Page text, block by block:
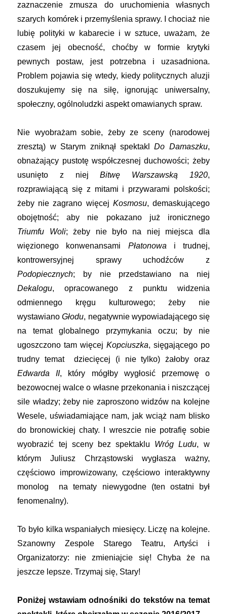
zaznaczenie zmusza do uruchomienia własnych
szarych komórek i przemyślenia sprawy. I chociaż nie
lubię polityki w kabarecie i w sztuce, uważam, że
czasem jej obecność, choćby w formie krytyki
pewnych postaw, jest potrzebna i uzasadniona.
Problem pojawia się wtedy, kiedy politycznych aluzji
doszukujemy się na siłę, ignorując uniwersalny,
społeczny, ogólnoludzki aspekt omawianych spraw.
Nie wyobrażam sobie, żeby ze sceny (narodowej
zresztą) w Starym zniknął spektaklDo Damaszku,
obnażający pustotę współczesnej duchowości; żeby
usunięto z niejBitwę Warszawską 1920,
rozprawiającą się z mitami i przywarami polskości;
żeby nie zagrano więcej Kosmosu, demaskującego
obojętność; aby nie pokazano już ironicznego
Triumfu Woli; żeby nie było na niej miejsca dla
więzionego konwenansami Płatonowa i trudnej,
kontrowersyjnej sprawy uchodźców z
Podopiecznych; by nie przedstawiano na niej
Dekalogu, opracowanego z punktu widzenia
odmiennego kręgu kulturowego; żeby nie
wystawianoGłodu, negatywnie wypowiadającego się
na temat globalnego przymykania oczu; by nie
ugoszczono tam więcej Kopciuszka, sięgającego po
trudny temat dziecięcej (i nie tylko) żałoby oraz
Edwarda II, który mógłby wygłosić przemowę o
bezowocnej walce o własne przekonania i niszczącej
sile władzy; żeby nie zaproszono widzów na kolejne
Wesele, uświadamiające nam, jak wciąż nam blisko
do bronowickiej chaty. I wreszcie nie potrafię sobie
wyobrazić tej sceny bez spektaklu Wróg Ludu, w
którym Juliusz Chrząstowski wygłasza ważny,
częściowo improwizowany, częściowo interaktywny
monolog na tematy niewygodne (ten ostatni był
fenomenalny).
To było kilka wspaniałych miesięcy. Liczę na kolejne.
Szanowny Zespole Starego Teatru, Artyści i
Organizatorzy: nie zmieniajcie się! Chyba że na
jeszcze lepsze. Trzymaj się, Stary!
Poniżej wstawiam odnośniki do tekstów na temat